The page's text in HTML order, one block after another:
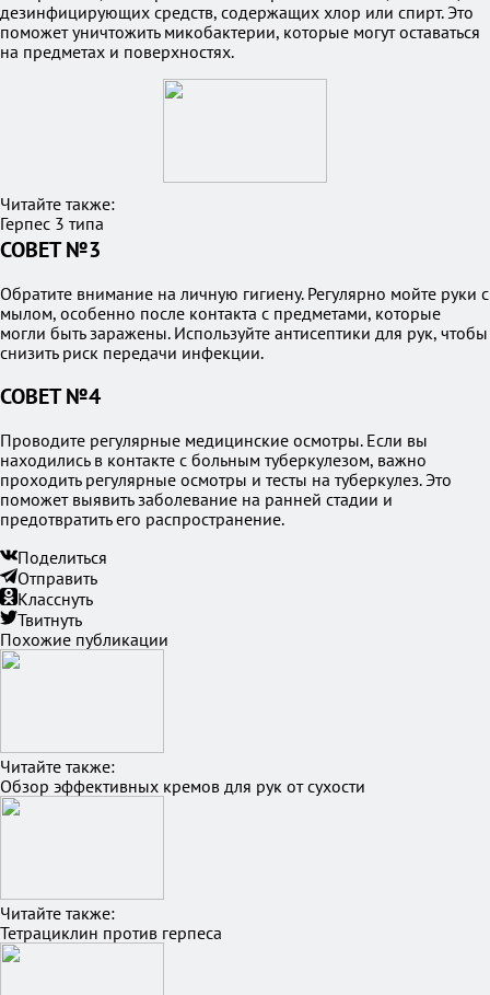
дезинфицирующих средств, содержащих хлор или спирт. Это
поможет уничтожить микобактерии, которые могут оставаться
на предметах и поверхностях.
Читайте также:
Герпес 3 типа
СОВЕТ №3
Обратите внимание на личную гигиену. Регулярно мойте руки с
мылом, особенно после контакта с предметами, которые
могли быть заражены. Используйте антисептики для рук, чтобы
снизить риск передачи инфекции.
СОВЕТ №4
Проводите регулярные медицинские осмотры. Если вы
находились в контакте с больным туберкулезом, важно
проходить регулярные осмотры и тесты на туберкулез. Это
поможет выявить заболевание на ранней стадии и
предотвратить его распространение.
Поделиться
Отправить
Класснуть
Твитнуть
Похожие публикации
Читайте также:
Обзор эффективных кремов для рук от сухости
Читайте также:
Тетрациклин против герпеса